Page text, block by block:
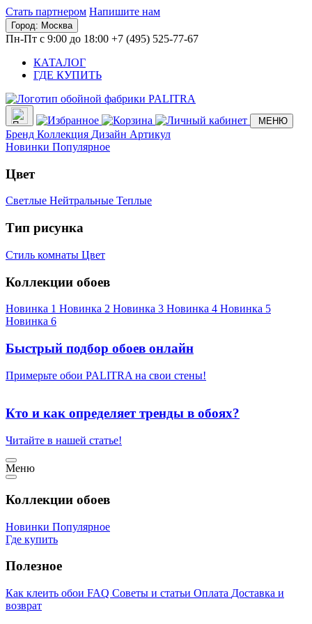
Стать партнером Напишите нам
Город: Москва
Пн-Пт с 9:00 до 18:00 +7 (495) 525-77-67
КАТАЛОГ
ГДЕ КУПИТЬ
МЕНЮ
Бренд Коллекция Дизайн Артикул
Новинки Популярное
Цвет
Светлые Нейтральные Теплые
Тип рисунка
Стиль комнаты Цвет
Коллекции обоев
Новинка 1 Новинка 2 Новинка 3 Новинка 4 Новинка 5
Новинка 6
Быстрый подбор обоев онлайн
Примерьте обои PALITRA на свои стены!
Кто и как определяет тренды в обоях?
Читайте в нашей статье!
Меню
Коллекции обоев
Новинки Популярное
Где купить
Полезное
Как клеить обои FAQ Советы и статьи Оплата Доставка и
возврат